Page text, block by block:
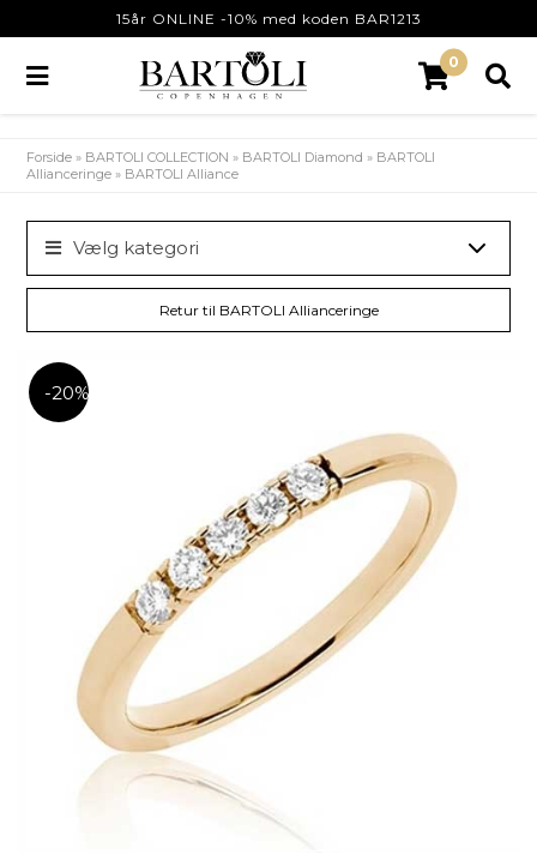
15år ONLINE -10% med koden BAR1213
0
Forside » BARTOLI COLLECTION » BARTOLI Diamond » BARTOLI
Allianceringe » BARTOLI Alliance
Vælg kategori
Retur til BARTOLI Allianceringe
-20%